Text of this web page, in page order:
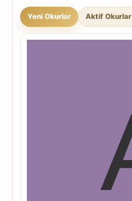
Yeni Okurlar Aktif Okurlar